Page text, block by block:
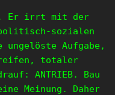
Er irrt mit der
sozialen
Aufgabe,
totaler
ANTRIEB. Bau
Meinung. Daher